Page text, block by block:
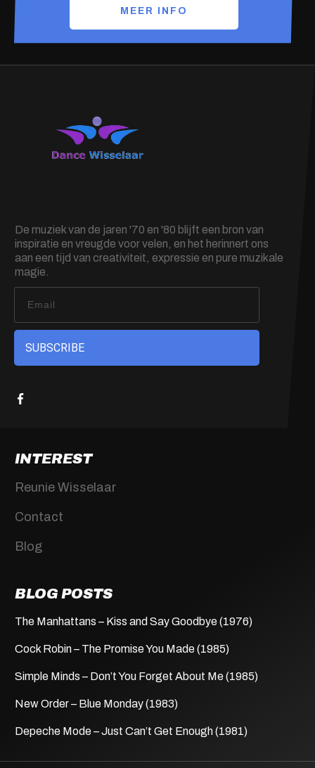
MEER INFO
De muziek van de jaren '70 en '80 blijft een bron van
inspiratie en vreugde voor velen, en het herinnert ons
aan een tijd van creativiteit, expressie en pure muzikale
magie.
SUBSCRIBE
INTEREST
Reunie Wisselaar
Contact
Blog
BLOG POSTS
The Manhattans – Kiss and Say Goodbye (1976)
Cock Robin – The Promise You Made (1985)
Simple Minds – Don’t You Forget About Me (1985)
New Order – Blue Monday (1983)
Depeche Mode – Just Can’t Get Enough (1981)